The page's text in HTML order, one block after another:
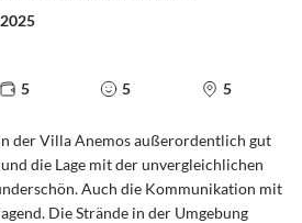
5 5 5
der Villa Anemos außerordentlich gut
die Lage mit der unvergleichlichen
Auch die Kommunikation mit
Die Strände in der Umgebung